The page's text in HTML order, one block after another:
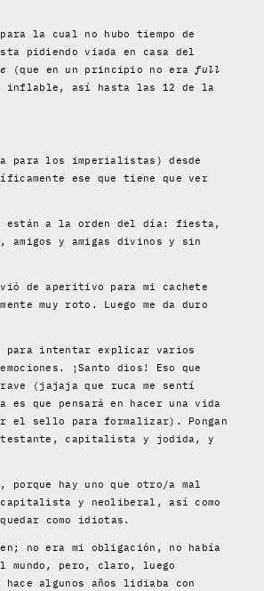
la cual no hubo tiempo de
pidiendo viada en casa del
(que en un principio no erafull
inflable, así hasta las 12 de la
para los imperialistas) desde
ese que tiene que ver
están a la orden del día: fiesta,
amigos y amigas divinos y sin
de aperitivo para mi cachete
muy roto. Luego me da duro
para intentar explicar varios
¡Santo dios! Eso que
(jajaja que ruca me sentí
que pensará en hacer una vida
el sello para formalizar). Pongan
capitalista y jodida, y
porque hay uno que otro/a mal
capitalista y neoliberal, así como
como idiotas.
no era mi obligación, no había
mundo, pero, claro, luego
algunos años lidiaba con